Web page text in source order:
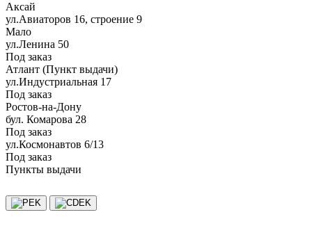
Аксай
ул.Авиаторов 16, строение 9
Мало
ул.Ленина 50
Под заказ
Атлант (Пункт выдачи)
ул.Индустриальная 17
Под заказ
Ростов-на-Дону
бул. Комарова 28
Под заказ
ул.Космонавтов 6/13
Под заказ
Пункты выдачи